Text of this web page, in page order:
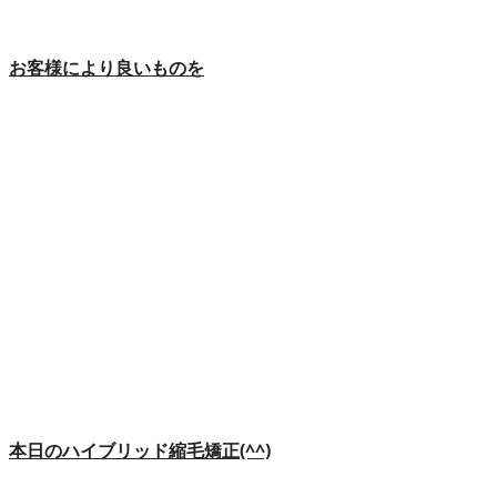
お客様により良いものを
本日のハイブリッド縮毛矯正(^^)